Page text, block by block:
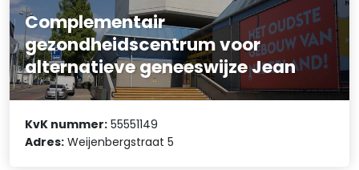
Complementair
gezondheidscentrum voor
alternatieve geneeswijze Jean
KvK nummer: 55551149
Adres: Weijenbergstraat 5